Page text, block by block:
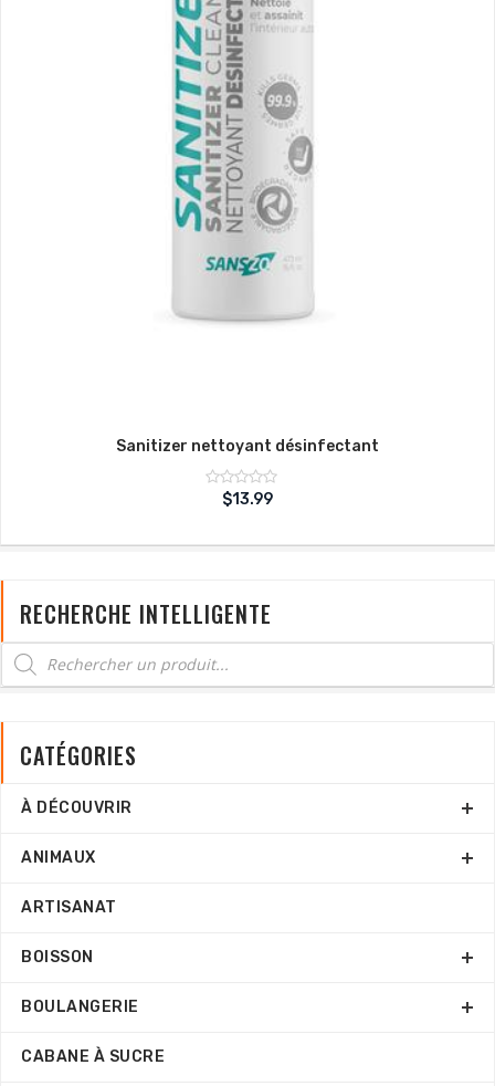
Sanitizer nettoyant désinfectant
Note
sur
$13.99
RECHERCHE INTELLIGENTE
CATÉGORIES
À DÉCOUVRIR
ANIMAUX
ARTISANAT
BOISSON
BOULANGERIE
CABANE À SUCRE